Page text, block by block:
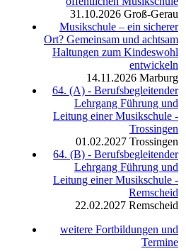
31.10.2026 Groß-Gerau
Musikschule – ein sicherer
Ort? Gemeinsam und achtsam
Haltungen zum Kindeswohl
entwickeln
14.11.2026 Marburg
64. (A) - Berufsbegleitender
Lehrgang Führung und
Leitung einer Musikschule -
Trossingen
01.02.2027 Trossingen
64. (B) - Berufsbegleitender
Lehrgang Führung und
Leitung einer Musikschule -
Remscheid
22.02.2027 Remscheid
weitere Fortbildungen und
Termine